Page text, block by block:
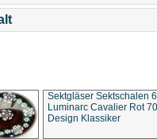
Sektgläser Sektschalen
Luminarc Cavalier Rot
Design Klassiker